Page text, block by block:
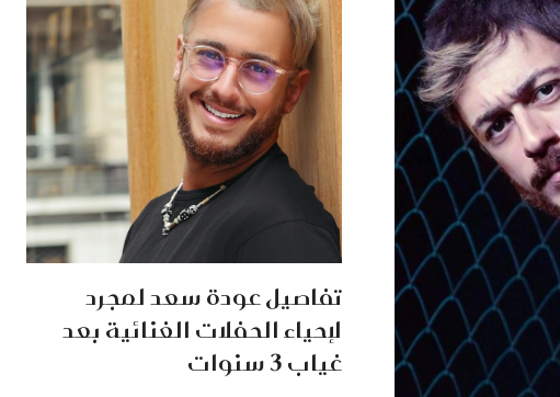
تفاصيل عودة سعد لمجرد
لإحياء الحفلات الغنائية بعد
غياب 3 سنوات